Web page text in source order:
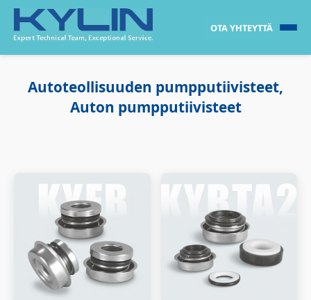
OTA YHTEYTTÄ
Autoteollisuuden pumpputiivisteet,
Auton pumpputiivisteet